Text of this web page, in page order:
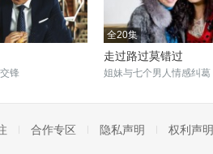
锋
全20集
走过路过莫错过
姐妹与七个男人情感纠葛
合作专区 隐私声明 权利声明